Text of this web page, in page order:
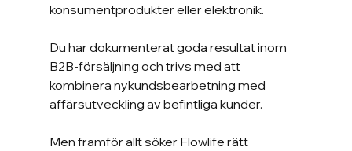
konsumentprodukter eller elektronik.
Du har dokumenterat goda resultat inom
B2B-försäljning och trivs med att
kombinera nykundsbearbetning med
affärsutveckling av befintliga kunder.
Men framför allt söker Flowlife rätt